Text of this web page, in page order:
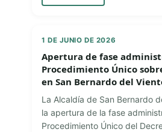
1 DE JUNIO DE 2026
Apertura de fase
Procedimiento Único
en San Bernardo del
La Alcaldía de San Bernardo
la apertura de la fase
Procedimiento Único del